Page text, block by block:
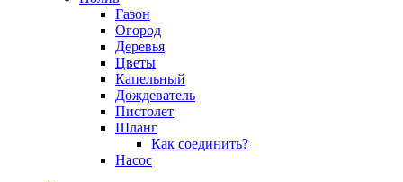
Газон
Огород
Деревья
Цветы
Капельный
Дождеватель
Пистолет
Шланг
Как соединить?
Насос